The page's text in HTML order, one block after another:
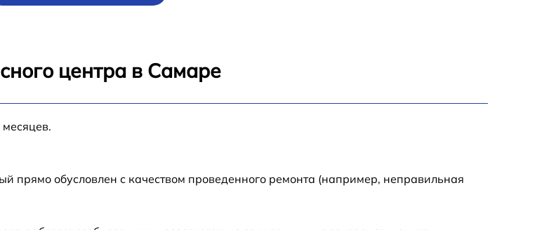
центра в Самаре
прямо обусловлен с качеством проведенного ремонта (например, неправильная